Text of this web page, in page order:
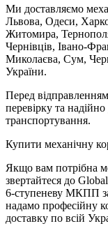
Ми доставляємо
Львова, Одеси,
Житомира,
Чернівців, Івано-
Миколаєва, Сум,
України.
Перед
перевірку та
транспортування.
Купити механічну
Якщо вам потрібна
звертайтеся до
6-ступеневу МКПП
надамо професійну
доставку по всій